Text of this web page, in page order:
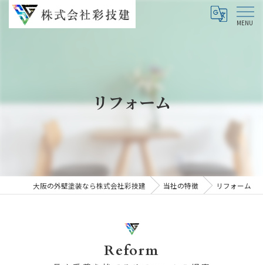
リフォーム
大阪の外壁塗装なら株式会社彩技建 当社の特徴 リフォーム
Reform